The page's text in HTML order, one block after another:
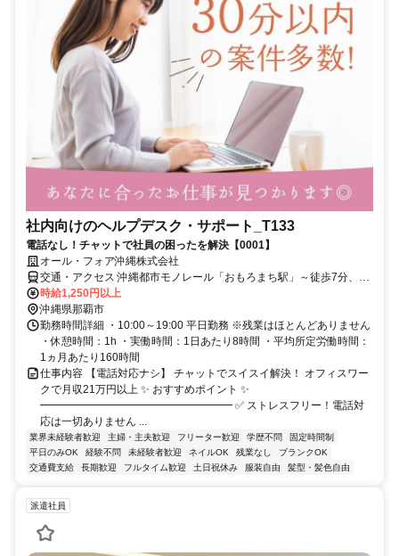
社内向けのヘルプデスク・サポート_T133
電話なし！チャットで社員の困ったを解決【0001】
オール・フォア沖縄株式会社
交通・アクセス 沖縄都市モノレール「おもろまち駅」～徒歩7分、
「安里駅」～徒歩14分、「牧志駅」～徒歩16分
時給1,250円以上
沖縄県那覇市
勤務時間詳細 ・10:00～19:00 平日勤務 ※残業はほとんどありません
・休憩時間：1h ・実働時間：1日あたり8時間 ・平均所定労働時間：
1ヵ月あたり160時間
仕事内容 【電話対応ナシ】 チャットでスイスイ解決！ オフィスワー
クで月収21万円以上 ✨ おすすめポイント ✨
━━━━━━━━━━━━━━━━━━ ✅ ストレスフリー！電話対
応は一切ありません ...
業界未経験者歓迎 主婦・主夫歓迎 フリーター歓迎 学歴不問
固定時間制
平日のみOK
経験不問 未経験者歓迎 ネイルOK 残業なし
ブランクOK
交通費支給
長期歓迎 フルタイム歓迎 土日祝休み 服装自由 髪型・髪色自由
派遣社員